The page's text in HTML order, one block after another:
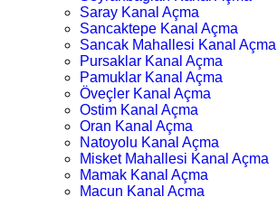
Saray Kanal Açma
Sancaktepe Kanal Açma
Sancak Mahallesi Kanal Açma
Pursaklar Kanal Açma
Pamuklar Kanal Açma
Öveçler Kanal Açma
Ostim Kanal Açma
Oran Kanal Açma
Natoyolu Kanal Açma
Misket Mahallesi Kanal Açma
Mamak Kanal Açma
Macun Kanal Açma